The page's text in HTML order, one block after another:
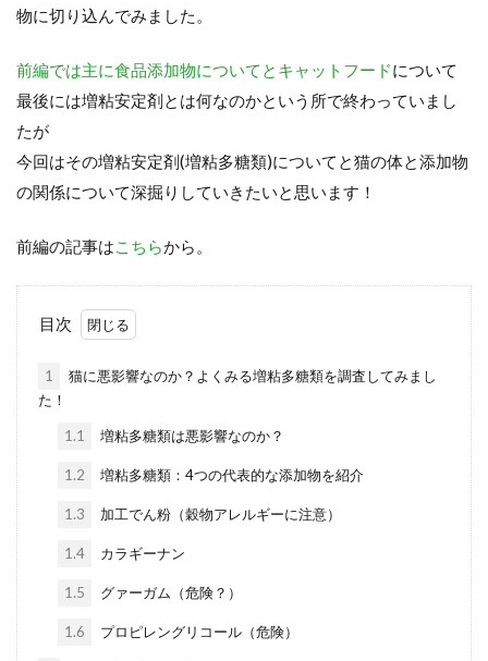
物に切り込んでみました。
前編では主に食品添加物についてとキャットフードについて
最後には増粘安定剤とは何なのかという所で終わっていまし
たが
今回はその増粘安定剤(増粘多糖類)についてと猫の体と添加物
の関係について深掘りしていきたいと思います！
前編の記事はこちらから。
目次
1
猫に悪影響なのか？よくみる増粘多糖類を調査してみまし
た！
1.1 増粘多糖類は悪影響なのか？
1.2 増粘多糖類：4つの代表的な添加物を紹介
1.3 加工でん粉（穀物アレルギーに注意）
1.4 カラギーナン
1.5 グァーガム（危険？）
1.6 プロピレングリコール（危険）